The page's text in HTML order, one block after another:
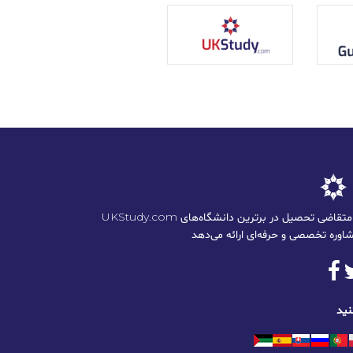
UKStudy.com به دانشجویان ایرانی متقاضی تحصیل در برترین دانشگاه‌های